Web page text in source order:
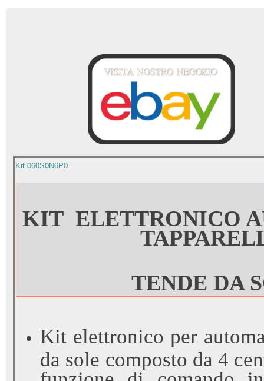
Kit 060S0N6P0
KIT ELETTRONICO
TENDE DA
Kit elettronico per
da sole composto da 4
funzione di comando